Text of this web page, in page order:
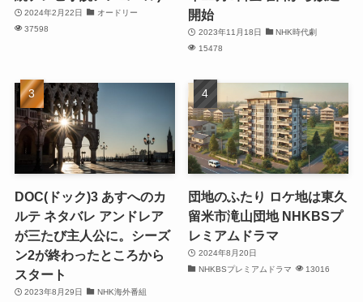
2024年2月22日
オードリー
37598
開始
2023年11月18日
NHK時代劇
15478
DOC(ドック)3 あすへのカ
ルテ ネタバレ アンドレア
が三たび主人公に。シーズ
ン2が終わったところから
スタート
2023年8月29日
NHK海外番組
団地のふたり ロケ地は東久
留米市滝山団地 NHKBSプ
レミアムドラマ
2024年8月20日
NHKBSプレミアムドラマ
13016